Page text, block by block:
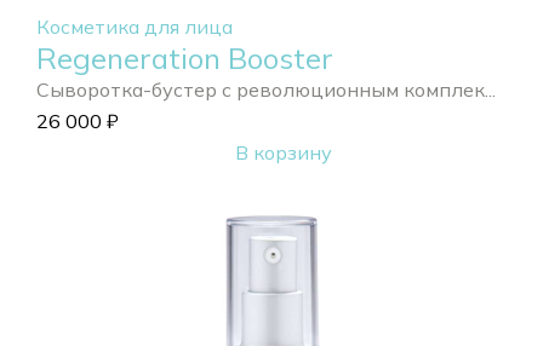
Косметика для лица
Regeneration Booster
Сыворотка-бустер с революционным комплек...
26 000 ₽
В корзину